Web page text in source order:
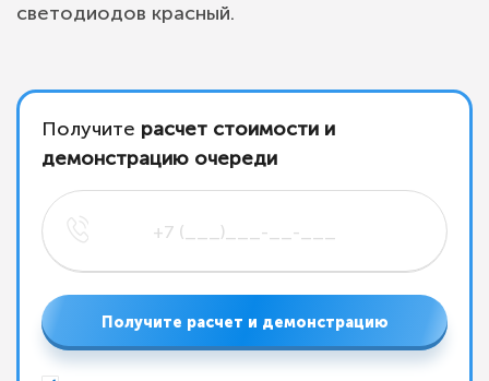
светодиодов красный.
Получите расчет стоимости и
демонстрацию очереди
Получите расчет и демонстрацию